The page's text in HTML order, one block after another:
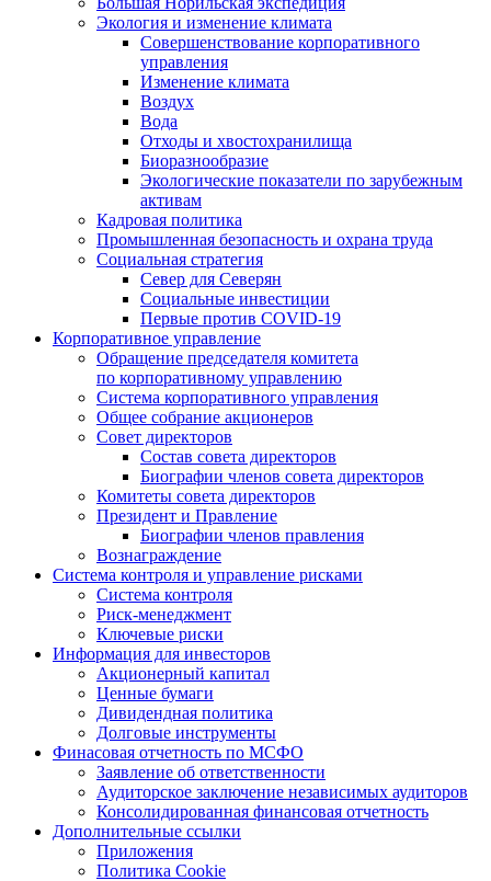
Экология и изменение климата
Совершенствование корпоративного
управления
Изменение климата
Воздух
Вода
Отходы и хвостохранилища
Биоразнообразие
Экологические показатели по зарубежным
активам
Кадровая политика
Промышленная безопасность и охрана труда
Социальная стратегия
Север для Северян
Социальные инвестиции
Первые против COVID‑19
Корпоративное управление
Обращение председателя комитета
по корпоративному управлению
Система корпоративного управления
Общее собрание акционеров
Совет директоров
Состав совета директоров
Биографии членов совета директоров
Комитеты совета директоров
Президент и Правление
Биографии членов правления
Вознаграждение
Система контроля и управление рисками
Система контроля
Риск-менеджмент
Ключевые риски
Информация для инвесторов
Акционерный капитал
Ценные бумаги
Дивидендная политика
Долговые инструменты
Финасовая отчетность по МСФО
Заявление об ответственности
Аудиторское заключение независимых аудиторов
Консолидированная финансовая отчетность
Дополнительные ссылки
Приложения
Политика Cookie